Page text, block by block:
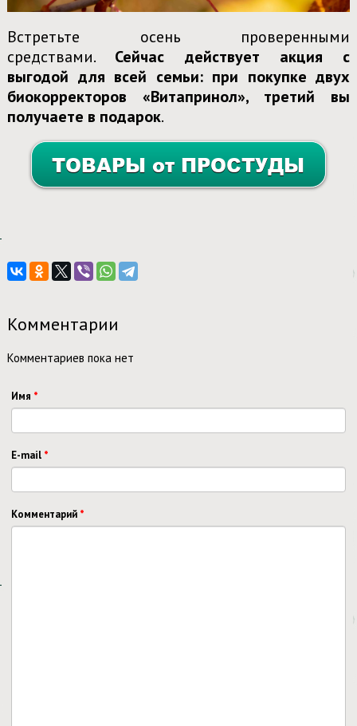
Встретьте осень проверенными
средствами. Сейчас действует акция с
выгодой для всей семьи: при покупке двух
биокорректоров «Витапринол», третий вы
получаете в подарок.
Комментарии
Комментариев пока нет
Имя *
E-mail *
Комментарий *